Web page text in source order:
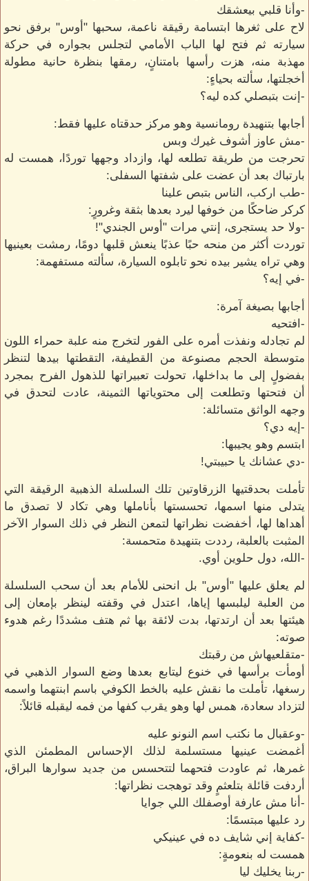
-وأنا قلبي بيعشقك
لاح على ثغرها ابتسامة رقيقة ناعمة، سحبها "أوس" برفق نحو
سيارته ثم فتح لها الباب الأمامي لتجلس بجواره في حركة
مهذبة منه، هزت رأسها بامتنانٍ، رمقها بنظرة حانية مطولة
أخجلتها، سألته بحياءٍ:
-إنت بتبصلي كده ليه؟
أجابها بتنهيدة رومانسية وهو مركز حدقتاه عليها فقط:
-مش عاوز أشوف غيرك وبس
تحرجت من طريقة تطلعه لها، وازداد وجهها توردًا، همست له
بارتباك بعد أن عضت على شفتها السفلى:
-طب اركب، الناس بتبص علينا
كركر ضاحكًا من خوفها ليرد بعدها بثقة وغرورٍ:
-ولا حد يستجرى، إنتي مرات "أوس الجندي"!
توردت أكثر من منحه حبًا عذبًا ينعش قلبها دومًا، رمشت بعينيها
وهي تراه يشير بيده نحو تابلوه السيارة، سألته مستفهمة:
-في إيه؟
أجابها بصيغة آمرة:
-افتحيه
لم تجادله ونفذت أمره على الفور لتخرج منه علبة حمراء اللون
متوسطة الحجم مصنوعة من القطيفة، التقطتها بيدها لتنظر
بفضولٍ إلى ما بداخلها، تحولت تعبيراتها للذهول الفرح بمجرد
أن فتحتها وتطلعت إلى محتوياتها الثمينة، عادت لتحدق في
وجهه الواثق متسائلة:
-إيه دي؟
ابتسم وهو يجيبها:
-دي عشانك يا حبيبتي!
تأملت بحدقتيها الزرقاوتين تلك السلسلة الذهبية الرقيقة التي
يتدلى منها اسمها، تحسستها بأناملها وهي تكاد لا تصدق ما
أهداها لها، أخفضت نظراتها لتمعن النظر في ذلك السوار الآخر
المثبت بالعلبة، رددت بتنهيدة متحمسة:
-الله، دول حلوين أوي.
لم يعلق عليها "أوس" بل انحنى للأمام بعد أن سحب السلسلة
من العلبة ليلبسها إياها، اعتدل في وقفته لينظر بإمعان إلى
هيئتها بعد أن ارتدتها، بدت لائقة بها ثم هتف مشددًا رغم هدوء
صوته:
-متقلعيهاش من رقبتك
أومأت برأسها في خنوع ليتابع بعدها وضع السوار الذهبي في
رسغها، تأملت ما نقش عليه بالخط الكوفي باسم ابنتهما واسمه
لتزداد سعادة، همس لها وهو يقرب كفها من فمه ليقبله قائلاً:
-وعقبال ما نكتب اسم النونو عليه
أغمضت عينيها مستسلمة لذلك الإحساس المطمئن الذي
غمرها، ثم عاودت فتحهما لتتحسس من جديد سوارها البراق،
أردفت قائلة بتلعثمٍ وقد توهجت نظراتها:
-أنا مش عارفة أوصفلك اللي جوايا
رد عليها مبتسمًا:
-كفاية إني شايف ده في عينيكي
همست له بنعومةٍ:
-ربنا يخليك ليا